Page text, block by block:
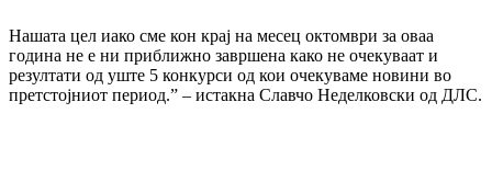
Нашата цел иако сме кон крај на месец октомври за оваа
година не е ни приближно завршена како не очекуваат и
резултати од уште 5 конкурси од кои очекуваме новини во
претстојниот период.” – истакна Славчо Неделковски од ДЛС.